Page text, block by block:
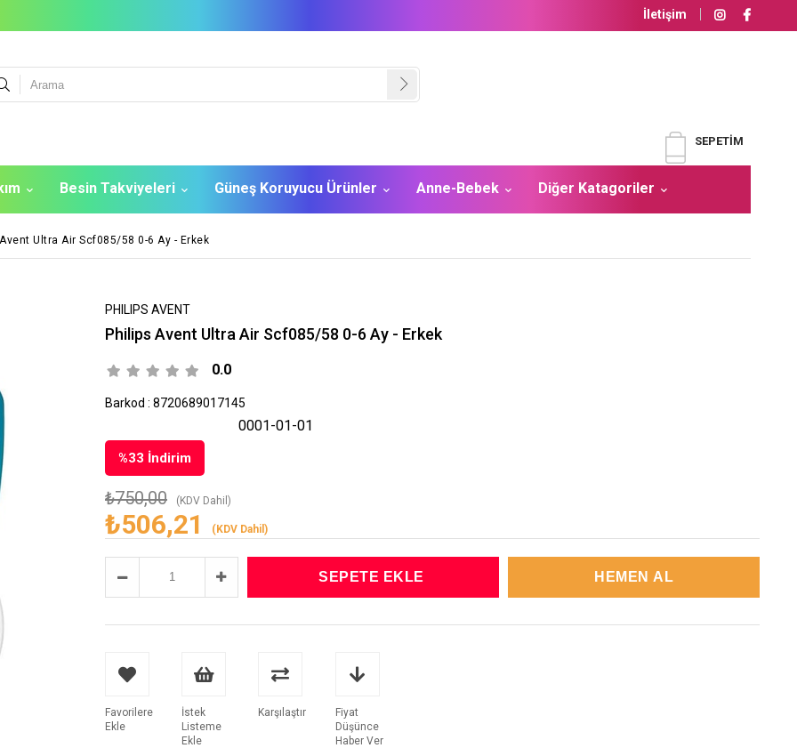
İletişim
SEPETIM
Besin Takviyeleri Güneş Koruyucu Ürünler Anne-Bebek Diğer Katagoriler
Ultra Air Scf085/58 0-6 Ay - Erkek
PHILIPS AVENT
Philips Avent Ultra Air Scf085/58 0-6 Ay - Erkek
0.0
Barkod : 8720689017145
%33 İndirim
₺750,00 (KDV Dahil)
₺506,21 (KDV Dahil)
0001-01-01
Favorilere
Ekle
İstek
Listeme
Ekle
Karşılaştır
Fiyat
Düşünce
Haber Ver